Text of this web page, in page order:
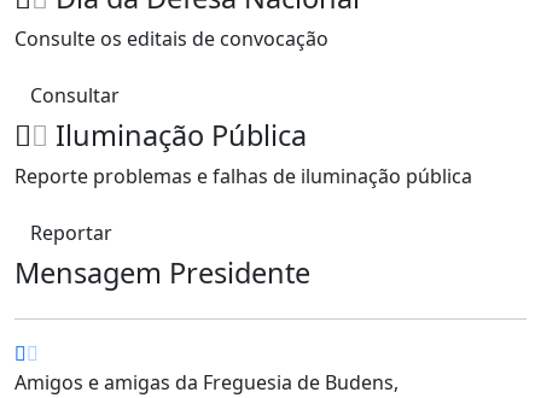
Consulte os editais de convocação
Consultar
Iluminação Pública
Reporte problemas e falhas de iluminação pública
Reportar
Mensagem Presidente
Amigos e amigas da Freguesia de Budens,